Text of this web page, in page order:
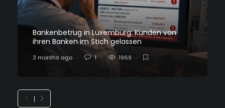
Bankenbetrug in Luxemburg: Kunden von
ihren Banken im Stich gelassen
3 months ago 1 1969